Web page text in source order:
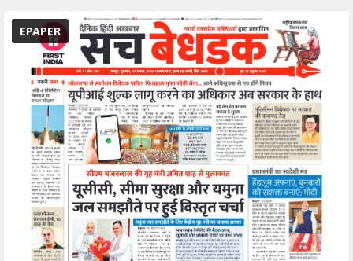
EPAPER